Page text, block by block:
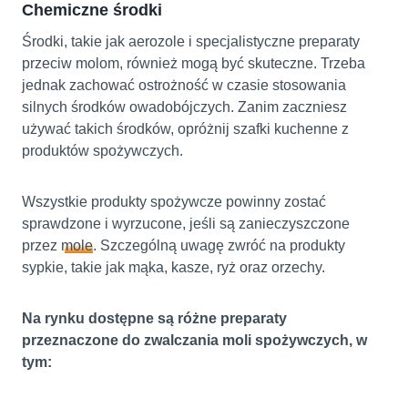
Chemiczne środki
Środki, takie jak aerozole i specjalistyczne preparaty
przeciw molom, również mogą być skuteczne. Trzeba
jednak zachować ostrożność w czasie stosowania
silnych środków owadobójczych. Zanim zaczniesz
używać takich środków, opróżnij szafki kuchenne z
produktów spożywczych.
Wszystkie produkty spożywcze powinny zostać
sprawdzone i wyrzucone, jeśli są zanieczyszczone
przez mole. Szczególną uwagę zwróć na produkty
sypkie, takie jak mąka, kasze, ryż oraz orzechy.
Na rynku dostępne są różne preparaty
przeznaczone do zwalczania moli spożywczych, w
tym: